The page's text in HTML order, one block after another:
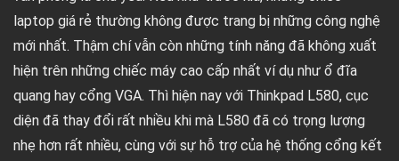
laptop giá rẻ thường không được trang bị những công nghệ
mới nhất. Thậm chí vẫn còn những tính năng đã không xuất
hiện trên những chiếc máy cao cấp nhất ví dụ như ổ đĩa
quang hay cổng VGA. Thì hiện nay với Thinkpad L580, cục
diện đã thay đổi rất nhiều khi mà L580 đã có trọng lượng
nhẹ hơn rất nhiều, cùng với sự hỗ trợ của hệ thống cổng kết